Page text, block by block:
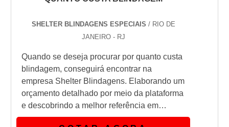
SHELTER BLINDAGENS ESPECIAIS / RIO DE
JANEIRO - RJ
Quando se deseja procurar por quanto custa
blindagem, conseguirá encontrar na
empresa Shelter Blindagens. Elaborando um
orçamento detalhado por meio da plataforma
e descobrindo a melhor referência em
qualidade do mercado.Quando o assunto é